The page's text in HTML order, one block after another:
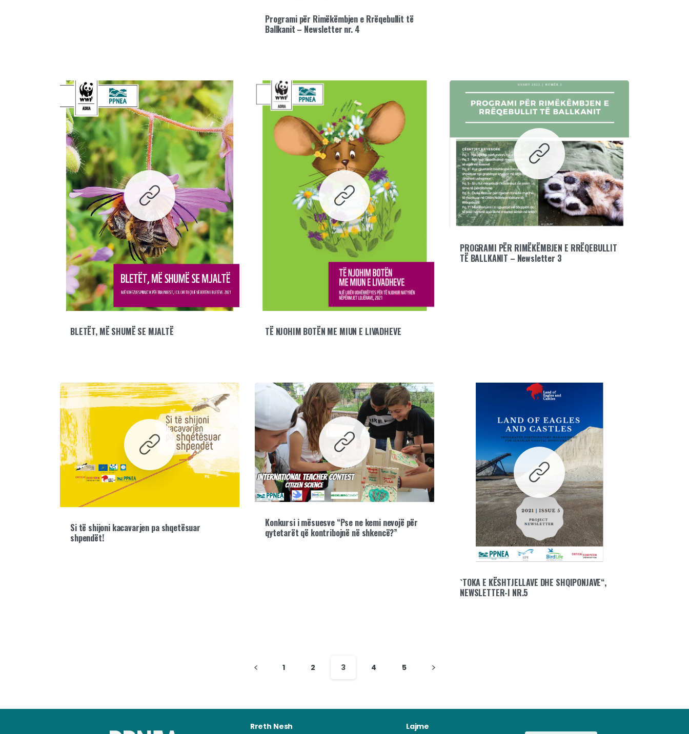
Programi për Rimëkëmbjen e Rrëqebullit të
Ballkanit – Newsletter nr. 4
BLETËT, MË SHUMË SE MJALTË TË NJOHIM BOTËN ME MIUN E LIVADHEVE
PROGRAMI PËR RIMËKËMBJEN E RRËQEBULLIT
TË BALLKANIT – Newsletter 3
Si të shijoni kacavarjen pa shqetësuar
shpendët!
Konkursi i mësuesve “Pse ne kemi nevojë për
qytetarët që kontribojnë në shkencë?”
`TOKA E KËSHTJELLAVE DHE SHQIPONJAVE“,
NEWSLETTER-I NR.5
1 2 3 4 5
Rreth Nesh Lajme